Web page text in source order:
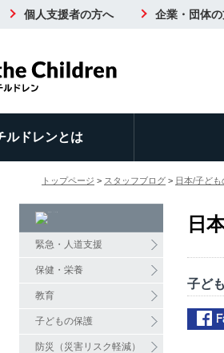
個人支援者の方へ 企業・団体
ルドレンとは
トップページ > スタッフブログ > 日本/子ど
緊急・人道支援
保健・栄養
教育
子どもの保護
防災（災害リスク軽減）
日
子ど